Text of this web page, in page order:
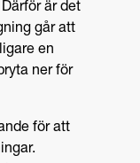
är det
går att
en
ner för
för att